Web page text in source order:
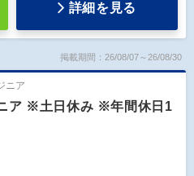
詳細を見る
掲載期間：26/08/07～26/08/30
ニア
ア ※土日休み ※年間休日1